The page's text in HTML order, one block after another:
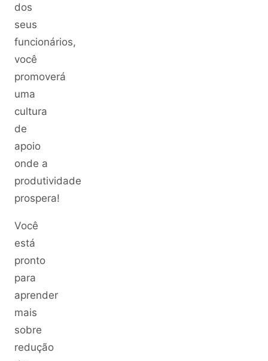
dos
seus
funcionários,
você
promoverá
uma
cultura
de
apoio
onde a
produtividade
prospera!
Você
está
pronto
para
aprender
mais
sobre
redução